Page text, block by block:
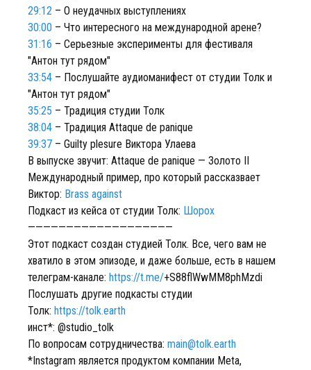
29:12 – О неудачных выступлениях
30:00 – Что интересного на международной арене?
31:16 – Серьезные эксперименты для фестиваля
"Антон тут рядом"
33:54 – Послушайте аудиоманифест от студии Толк и
"Антон тут рядом"
35:25 – Традиция студии Толк
38:04 – Традиция Attaque de panique
39:37 – Guilty plesure Виктора Улаева
В выпуске звучит: Attaque de panique — Золото II
Международный пример, про который рассказвает
Виктор: Brass against
Подкаст из кейса от студии Толк: Шорох
———————————————————
Этот подкаст создан студией Толк. Все, чего вам не
хватило в этом эпизоде, и даже больше, есть в нашем
телеграм-канале: https://t.me/+S88flWwMM8phMzdi
Послушать другие подкасты студии
Толк: https://tolk.earth
инст*: @studio_tolk
По вопросам сотрудничества: main@tolk.earth
*Instagram является продуктом компании Meta,